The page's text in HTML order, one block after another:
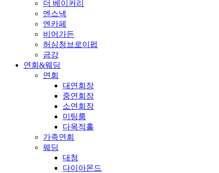
더 베이커리
엔스낵
엔카페
비어가든
허심청브로이펍
금강
연회&웨딩
연회
대연회장
중연회장
소연회장
미팅룸
다목적홀
가족연회
웨딩
대청
다이아몬드